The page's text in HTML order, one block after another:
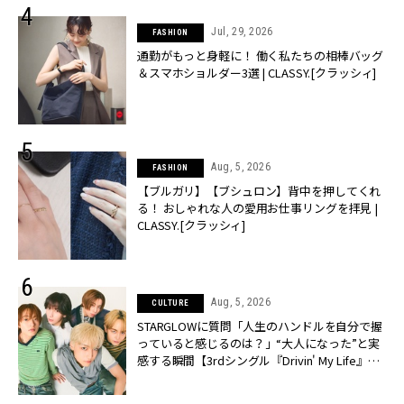
FASHION Jul, 29, 2026
通勤がもっと身軽に！ 働く私たちの相棒バッグ
＆スマホショルダー3選 | CLASSY.[クラッシィ]
FASHION Aug, 5, 2026
【ブルガリ】【ブシュロン】背中を押してくれ
る！ おしゃれな人の愛用お仕事リングを拝見 |
CLASSY.[クラッシィ]
CULTURE Aug, 5, 2026
STARGLOWに質問「人生のハンドルを自分で握
っていると感じるのは？」“大️人になった”と実
感する瞬間【3rdシングル『Drivin' My Life』発